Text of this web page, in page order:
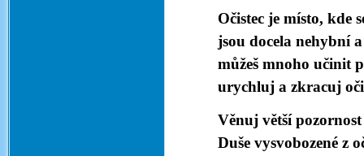
Očistec je místo, kde
jsou docela nehybní
můžeš mnoho učinit
urychluj a zkracuj
Věnuj větší
Duše vysvobozené z